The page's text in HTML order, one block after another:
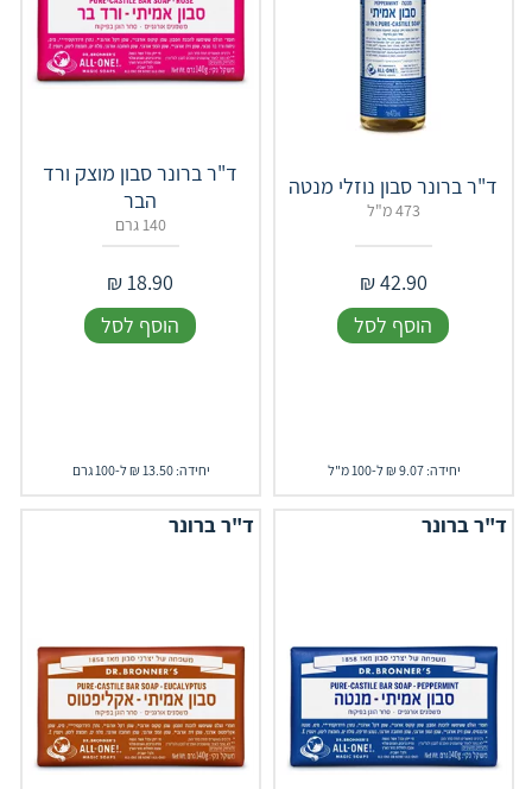
ד"ר ברונר סבון נוזלי מנטה
473 מ"ל
42.90
₪
הוסף לסל
יחידה: 9.07 ₪ ל-100 מ"ל
ד"ר ברונר סבון מוצק ורד
הבר
140 גרם
18.90
₪
הוסף לסל
יחידה: 13.50 ₪ ל-100 גרם
ד"ר ברונר ד"ר ברונר